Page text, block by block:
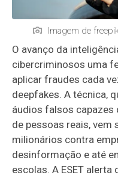
Imagem de
O avanço da
cibercriminosos uma
aplicar fraudes cada
deepfakes. A técnica,
áudios falsos capazes
de pessoas reais, vem
milionários contra
desinformação e até
escolas. A ESET